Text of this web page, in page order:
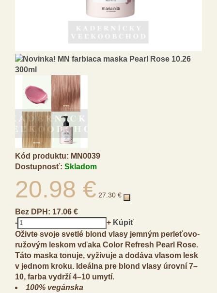
Kód produktu: MN0039
Dostupnosť: Skladom
20.98 € 27.30 €
Bez DPH: 17.06 €
-
+ Kúpiť
Oživte svoje svetlé blond vlasy jemným perleťovo-
ružovým leskom vďaka Color Refresh Pearl Rose.
Táto maska tonuje, vyživuje a dodáva vlasom lesk
v jednom kroku. Ideálna pre blond vlasy úrovní 7–
10, farba vydrží 4–10 umytí.
100% vegánska